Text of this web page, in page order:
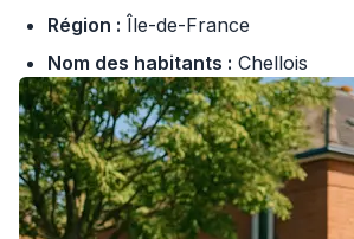
Région : Île-de-France
Nom des habitants : Chellois